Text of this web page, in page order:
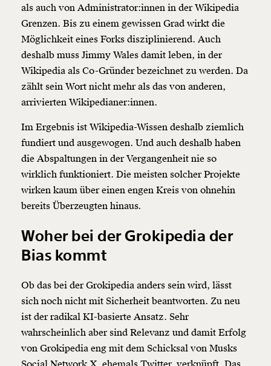
als auch von Administrator:innen in der Wikipedia
Grenzen. Bis zu einem gewissen Grad wirkt die
Möglichkeit eines Forks disziplinierend. Auch
deshalb muss Jimmy Wales damit leben, in der
Wikipedia als Co-Gründer bezeichnet zu werden. Da
zählt sein Wort nicht mehr als das von anderen,
arrivierten Wikipedianer:innen.
Im Ergebnis ist Wikipedia-Wissen deshalb ziemlich
fundiert und ausgewogen. Und auch deshalb haben
die Abspaltungen in der Vergangenheit nie so
wirklich funktioniert. Die meisten solcher Projekte
wirken kaum über einen engen Kreis von ohnehin
bereits Überzeugten hinaus.
Woher bei der Grokipedia der
Bias kommt
Ob das bei der Grokipedia anders sein wird, lässt
sich noch nicht mit Sicherheit beantworten. Zu neu
ist der radikal KI-basierte Ansatz. Sehr
wahrscheinlich aber sind Relevanz und damit Erfolg
von Grokipedia eng mit dem Schicksal von Musks